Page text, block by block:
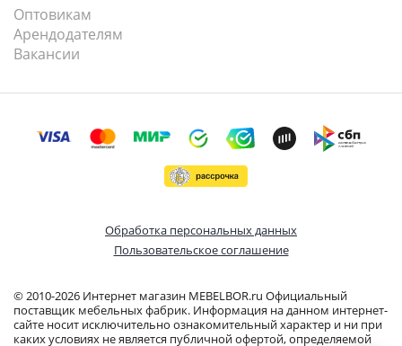
Оптовикам
Арендодателям
Вакансии
© 2010-2026 Интернет магазин MEBELBOR.ru Официальный
поставщик мебельных фабрик. Информация на данном интернет-
сайте носит исключительно ознакомительный характер и ни при
каких условиях не является публичной офертой, определяемой
Обработка персональных данных
Пользовательское соглашение